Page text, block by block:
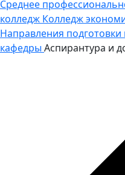
Среднее
колледж Колледж
Направления подготовки
кафедры Аспирантура и